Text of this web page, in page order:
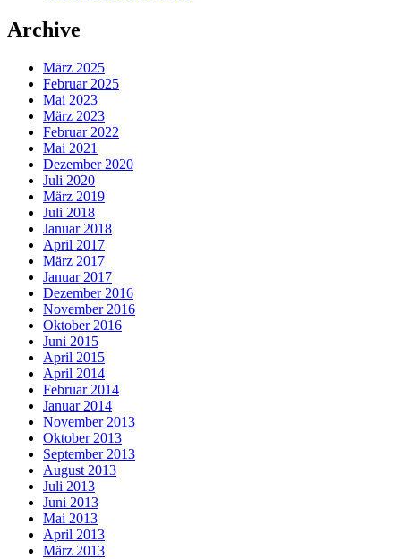
Archive
März 2025
Februar 2025
Mai 2023
März 2023
Februar 2022
Mai 2021
Dezember 2020
Juli 2020
März 2019
Juli 2018
Januar 2018
April 2017
März 2017
Januar 2017
Dezember 2016
November 2016
Oktober 2016
Juni 2015
April 2015
April 2014
Februar 2014
Januar 2014
November 2013
Oktober 2013
September 2013
August 2013
Juli 2013
Juni 2013
Mai 2013
April 2013
März 2013